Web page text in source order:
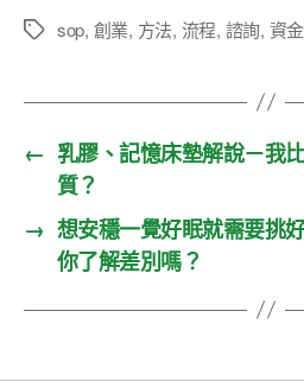
標
sop, 創業, 方法, 流程, 諮詢, 資金
← 乳膠、記憶床墊解說－我
質？
→ 想安穩一覺好眠就需要挑
你了解差別嗎？